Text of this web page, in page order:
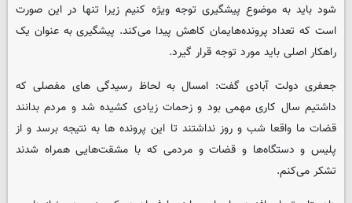
شود باید به موضوع پیشگیری توجه ویژه کنیم زیرا تنها در این صورت
است که تعداد پرونده‌هایمان کاهش پیدا می‌کند. پیشگیری به عنوان یک
راهکار اصلی باید مورد توجه قرار گیرد.
جعفری دولت آبادی گفت: امسال به لحاظ رسیدگی های مفصلی که
داشتیم سال کاری مهمی بود و زحمات زیادی کشیده شد و مردم بدانند
قضات ما واقعا شب و روز نداشتند تا این پرونده ها به نتیجه برسد و از
پلیس و دستگاه‌ها و قضات و مردمی که با مشقت‌هایی همراه شدند
تشکر می‌کنم.